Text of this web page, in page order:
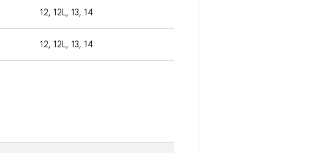
12, 12L, 13, 14
12, 12L, 13, 14